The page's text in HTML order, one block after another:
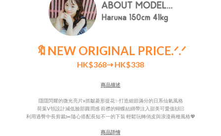
🔖NEW ORIGINAL PRICE.ᐟ.ᐟ
HK$368⇢ HK$338
商品描述
隱隱閃耀的微光亮片x抓皺菱形提花✨打造細節滿分的日系仙氣風格
荷葉V領設計減低臉部圓潤感 前襟的蝴蝶結綁帶注入甜美可愛值🙌🏻
利用過臀中長剪裁✂️隨心搭配長短不一的下裝 輕鬆玩轉俏皮與浪漫兩種風格💖
商品詳情